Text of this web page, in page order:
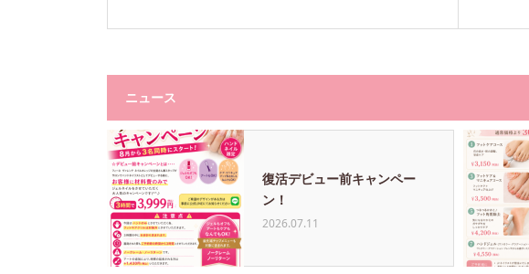
ニュース
復活デビュー前キャンペー
ン！
2026.07.11